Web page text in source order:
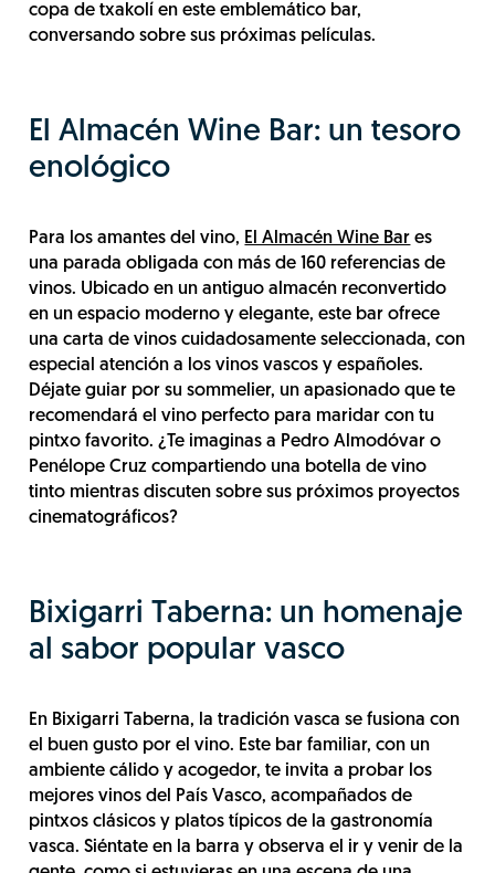
copa de txakolí en este emblemático bar,
conversando sobre sus próximas películas.
El Almacén Wine Bar: un tesoro
enológico
Para los amantes del vino, El Almacén Wine Bar es
una parada obligada con más de 160 referencias de
vinos. Ubicado en un antiguo almacén reconvertido
en un espacio moderno y elegante, este bar ofrece
una carta de vinos cuidadosamente seleccionada, con
especial atención a los vinos vascos y españoles.
Déjate guiar por su sommelier, un apasionado que te
recomendará el vino perfecto para maridar con tu
pintxo favorito. ¿Te imaginas a Pedro Almodóvar o
Penélope Cruz compartiendo una botella de vino
tinto mientras discuten sobre sus próximos proyectos
cinematográficos?
Bixigarri Taberna: un homenaje
al sabor popular vasco
En Bixigarri Taberna, la tradición vasca se fusiona con
el buen gusto por el vino. Este bar familiar, con un
ambiente cálido y acogedor, te invita a probar los
mejores vinos del País Vasco, acompañados de
pintxos clásicos y platos típicos de la gastronomía
vasca. Siéntate en la barra y observa el ir y venir de la